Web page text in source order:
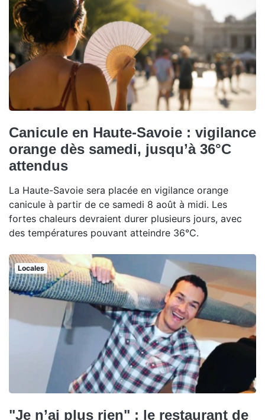
Canicule en Haute-Savoie : vigilance
orange dès samedi, jusqu’à 36°C
attendus
La Haute-Savoie sera placée en vigilance orange
canicule à partir de ce samedi 8 août à midi. Les
fortes chaleurs devraient durer plusieurs jours, avec
des températures pouvant atteindre 36°C.
Locales
"Je n’ai plus rien" : le restaurant de